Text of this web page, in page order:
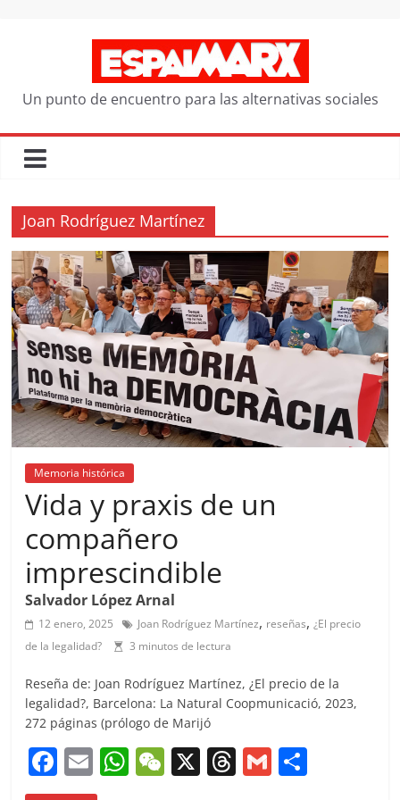
Un punto de encuentro para las alternativas sociales
Joan Rodríguez Martínez
Memoria histórica
Vida y praxis de un
compañero
imprescindible
Salvador López Arnal
12 enero, 2025 Joan Rodríguez Martínez, reseñas,¿El precio
de la legalidad?
3 minutos de lectura
Reseña de: Joan Rodríguez Martínez, ¿El precio de la
legalidad?, Barcelona: La Natural Coopmunicació, 2023,
272 páginas (prólogo de Marijó
F
a
E
m
W
h
W
e
X T
h
G
m